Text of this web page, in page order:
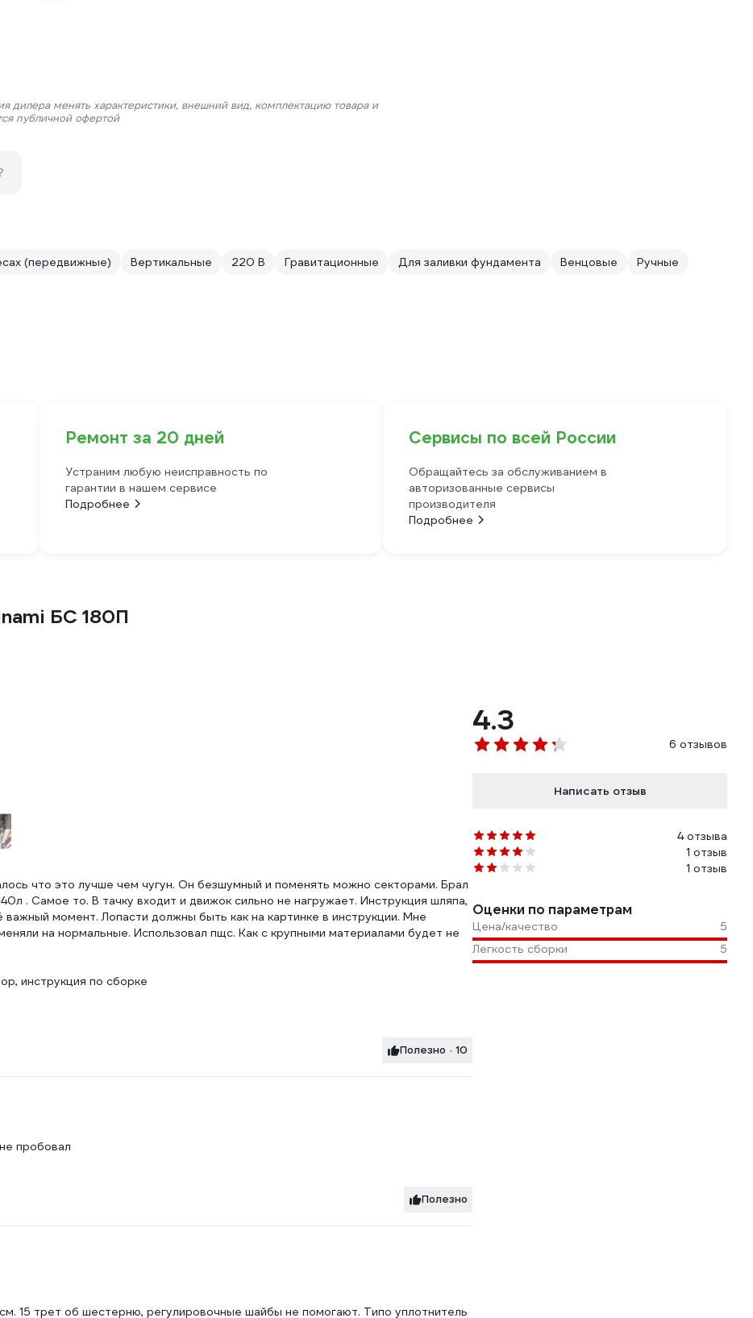
дилера менять характеристики, внешний вид, комплектацию товара и
публичной офертой
(передвижные) Вертикальные 220 В Гравитационные Для заливки фундамента Венцовые
Ручные
Ремонт за 20 дней
Устраним любую неисправность по
гарантии в нашем сервисе
Подробнее
Сервисы по всей России
Обращайтесь за обслуживанием в
авторизованные сервисы
производителя
Подробнее
БС 180П
4.3
6 отзывов
Написать отзыв
4 отзыва
1 отзыв
1 отзыв
Оценки по параметрам
Цена/качество
5
Легкость сборки
5
что это лучше чем чугун. Он безшумный и поменять можно секторами. Брал
. Самое то. В тачку входит и движок сильно не нагружает. Инструкция шляпа,
момент. Лопасти должны быть как на картинке в инструкции. Мне
на нормальные. Использовал пщс. Как с крупными материалами будет не
инструкция по сборке
Полезно · 10
пробовал
Полезно
15 трет об шестерню, регулировочные шайбы не помогают. Типо уплотнитель